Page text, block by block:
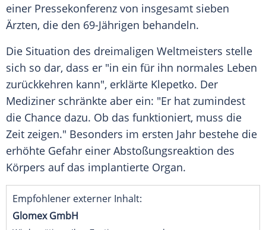
einer Pressekonferenz von insgesamt sieben
Ärzten, die den 69-Jährigen behandeln.
Die Situation des dreimaligen Weltmeisters stelle
sich so dar, dass er "in ein für ihn normales Leben
zurückkehren kann", erklärte Klepetko. Der
Mediziner schränkte aber ein: "Er hat zumindest
die Chance dazu. Ob das funktioniert, muss die
Zeit zeigen." Besonders im ersten Jahr bestehe die
erhöhte Gefahr einer Abstoßungsreaktion des
Körpers auf das implantierte Organ.
Empfohlener externer Inhalt:
Glomex GmbH